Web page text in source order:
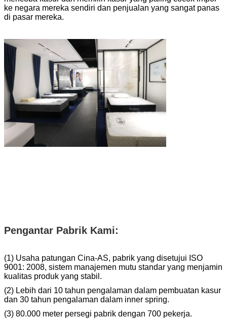
ke negara mereka sendiri dan penjualan yang sangat panas
di pasar mereka.
Pengantar Pabrik Kami:
(1) Usaha patungan Cina-AS, pabrik yang disetujui ISO
9001: 2008, sistem manajemen mutu standar yang menjamin
kualitas produk yang stabil.
(2) Lebih dari 10 tahun pengalaman dalam pembuatan kasur
dan 30 tahun pengalaman dalam inner spring.
(3) 80.000 meter persegi pabrik dengan 700 pekerja.